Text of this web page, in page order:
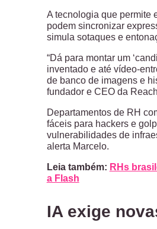
A tecnologia que permite
podem sincronizar
simula sotaques e
“Dá para montar um
inventado e até vídeo-
de banco de imagens e
fundador e CEO da
Departamentos de RH
fáceis para hackers e
vulnerabilidades de
alerta Marcelo.
Leia também: RHs
a Flash
IA exige